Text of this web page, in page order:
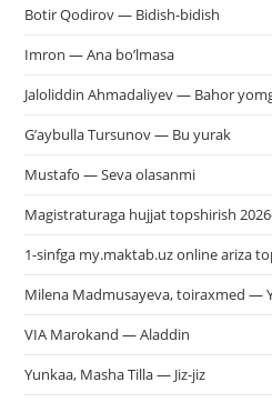
Botir Qodirov — Bidish-bidish
Imron — Ana bo’lmasa
Jaloliddin Ahmadaliyev — Bahor
G’aybulla Tursunov — Bu yurak
Mustafo — Seva olasanmi
Magistraturaga hujjat topshirish
1-sinfga my.maktab.uz online ariza
Milena Madmusayeva, toiraxmed —
VIA Marokand — Aladdin
Yunkaa, Masha Tilla — Jiz-jiz